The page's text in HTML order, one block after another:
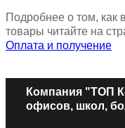
Подробнее о том, как
товары читайте на
Оплата и получение
Компания "ТОП
офисов, школ,